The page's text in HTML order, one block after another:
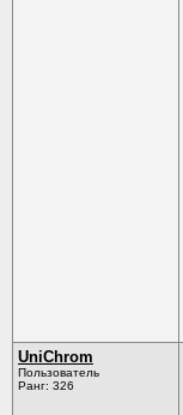
UniChrom
Пользователь
Ранг: 326